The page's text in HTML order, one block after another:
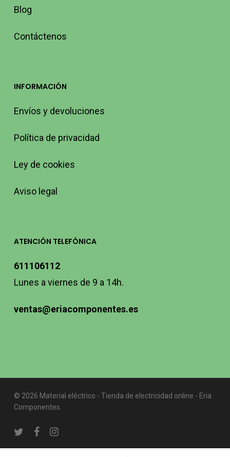
Blog
Contáctenos
INFORMACIÓN
Envíos y devoluciones
Política de privacidad
Ley de cookies
Aviso legal
ATENCIÓN TELEFÓNICA
611106112
Lunes a viernes de 9 a 14h.
ventas@eriacomponentes.es
© 2026 Material eléctrico - Tienda de electricidad online - Eria
Componentes.
twitterfacebookinstagram